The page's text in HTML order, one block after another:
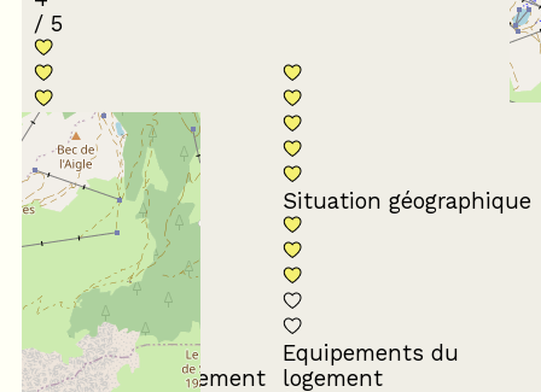
/ 5
Conformité du
descriptif
Situation géographique
Propreté du logement
Equipements du
logement